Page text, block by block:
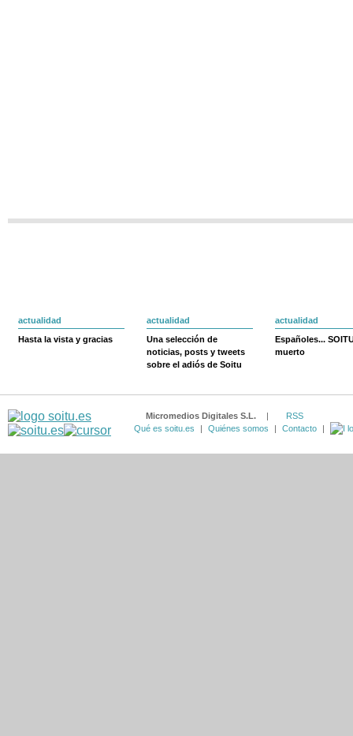
actualidad
Hasta la vista y gracias
actualidad
Una selección de
noticias, posts y tweets
sobre el adiós de Soitu
actualidad
Españoles...
muerto
Micromedios Digitales S.L. |
RSS
Qué es soitu.es
| Quiénes somos | Contacto |